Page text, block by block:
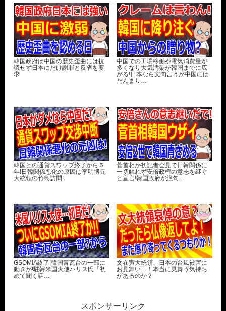
韓国政府は中国の歴史歪曲には抗
議せず日本にだけ謝罪と反省を要
求
中国での工場稼働や電気消費量が
多くなり大気汚染が韓国までに広
がる!日本なら文句言うが中国には
だんまり…
韓国との通貨スワップ終了から５
年!日韓関係悪化の原因は李明博元
大統領の竹島訪問!
菅首相が初記者会見で日韓関係に
一切触れず安倍政権の意志を継ぐ
と宣言!韓国政府が絶句…
GSOMIA終了!韓国青瓦台の一部に
動きが!駐韓米国大使ハリス氏「初
めて聞く話…」
文在寅大統領、日本の台風被害に
お見舞い…！本当に見舞う気持ち
があるのか？
スポンサーリンク